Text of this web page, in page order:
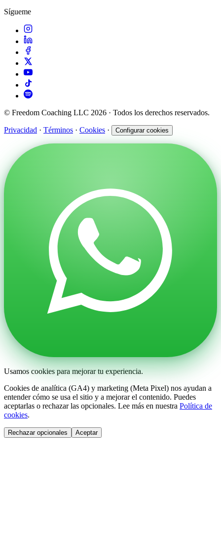
Sígueme
© Freedom Coaching LLC 2026 · Todos los derechos reservados.
Privacidad · Términos · Cookies · Configurar cookies
Usamos cookies para mejorar tu experiencia.
Cookies de analítica (GA4) y marketing (Meta Pixel) nos ayudan a
entender cómo se usa el sitio y a mejorar el contenido. Puedes
aceptarlas o rechazar las opcionales. Lee más en nuestra Política de
cookies.
Rechazar opcionales Aceptar